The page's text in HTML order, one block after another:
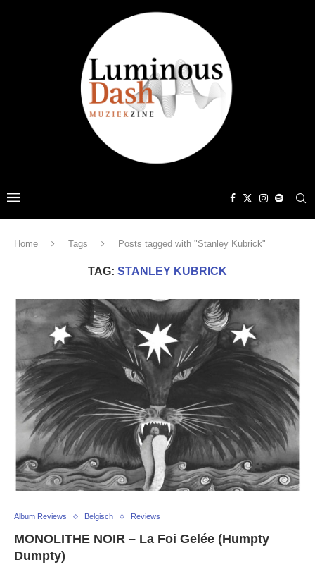
Home Tags Posts tagged with "Stanley Kubrick"
TAG: STANLEY KUBRICK
Album Reviews Belgisch Reviews
MONOLITHE NOIR – La Foi Gelée (Humpty
Dumpty)